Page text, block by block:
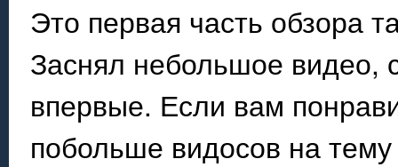
Это первая часть обзора
Заснял небольшое видео,
впервые. Если вам
побольше видосов на тему